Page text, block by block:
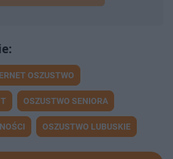
OSZUSTWO
OSZUSTWO SENIORA
OSZUSTWO LUBUSKIE